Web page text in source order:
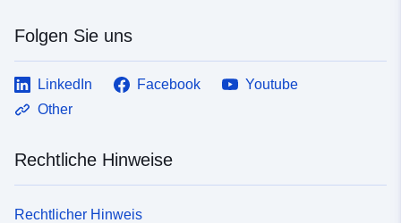
Folgen Sie uns
LinkedIn Facebook
Youtube
Other
Rechtliche Hinweise
Rechtlicher Hinweis